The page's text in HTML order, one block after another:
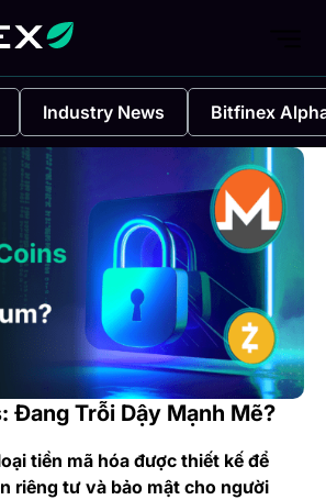
Industry News Bitfinex
Đang Trỗi Dậy Mạnh Mẽ?
tiền mã hóa được thiết kế để
riêng tư và bảo mật cho người